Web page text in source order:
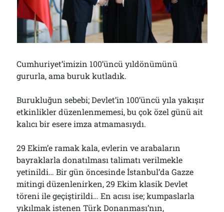
Çağırdı!..
31/07/2026
Arşivler
Cumhuriyet’imizin 100’üncü yıldönümünü
gururla, ama buruk kutladık.
Burukluğun sebebi; Devlet’in 100’üncü yıla yakışır
etkinlikler düzenlenmemesi, bu çok özel günü ait
kalıcı bir esere imza atmamasıydı.
29 Ekim’e ramak kala, evlerin ve arabaların
bayraklarla donatılması talimatı verilmekle
yetinildi… Bir gün öncesinde İstanbul’da Gazze
mitingi düzenlenirken, 29 Ekim klasik Devlet
töreni ile geçiştirildi… En acısı ise; kumpaslarla
yıkılmak istenen Türk Donanması’nın,